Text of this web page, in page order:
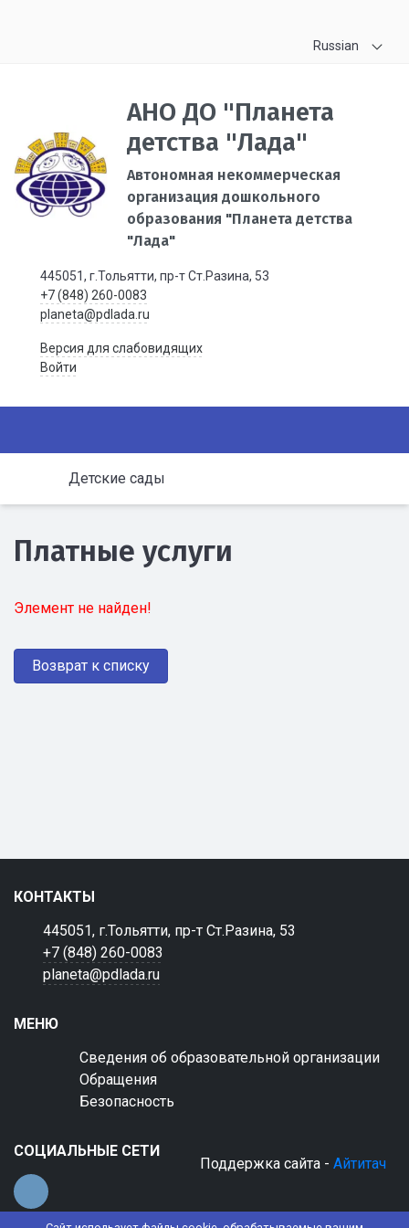
Russian
АНО ДО "Планета
детства "Лада"
Автономная некоммерческая
организация дошкольного
образования "Планета детства
"Лада"
445051, г.Тольятти, пр-т Ст.Разина, 53
+7 (848) 260-0083
planeta@pdlada.ru
Версия для слабовидящих
Войти
Детские сады
Платные услуги
Элемент не найден!
Возврат к списку
КОНТАКТЫ
445051, г.Тольятти, пр-т Ст.Разина, 53
+7 (848) 260-0083
planeta@pdlada.ru
МЕНЮ
Сведения об образовательной организации
Обращения
Безопасность
СОЦИАЛЬНЫЕ СЕТИ
Поддержка сайта - Айтитач